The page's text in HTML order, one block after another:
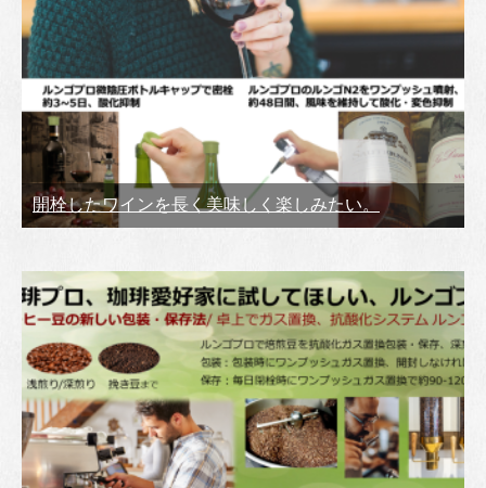
開栓したワインを長く美味しく楽しみたい。